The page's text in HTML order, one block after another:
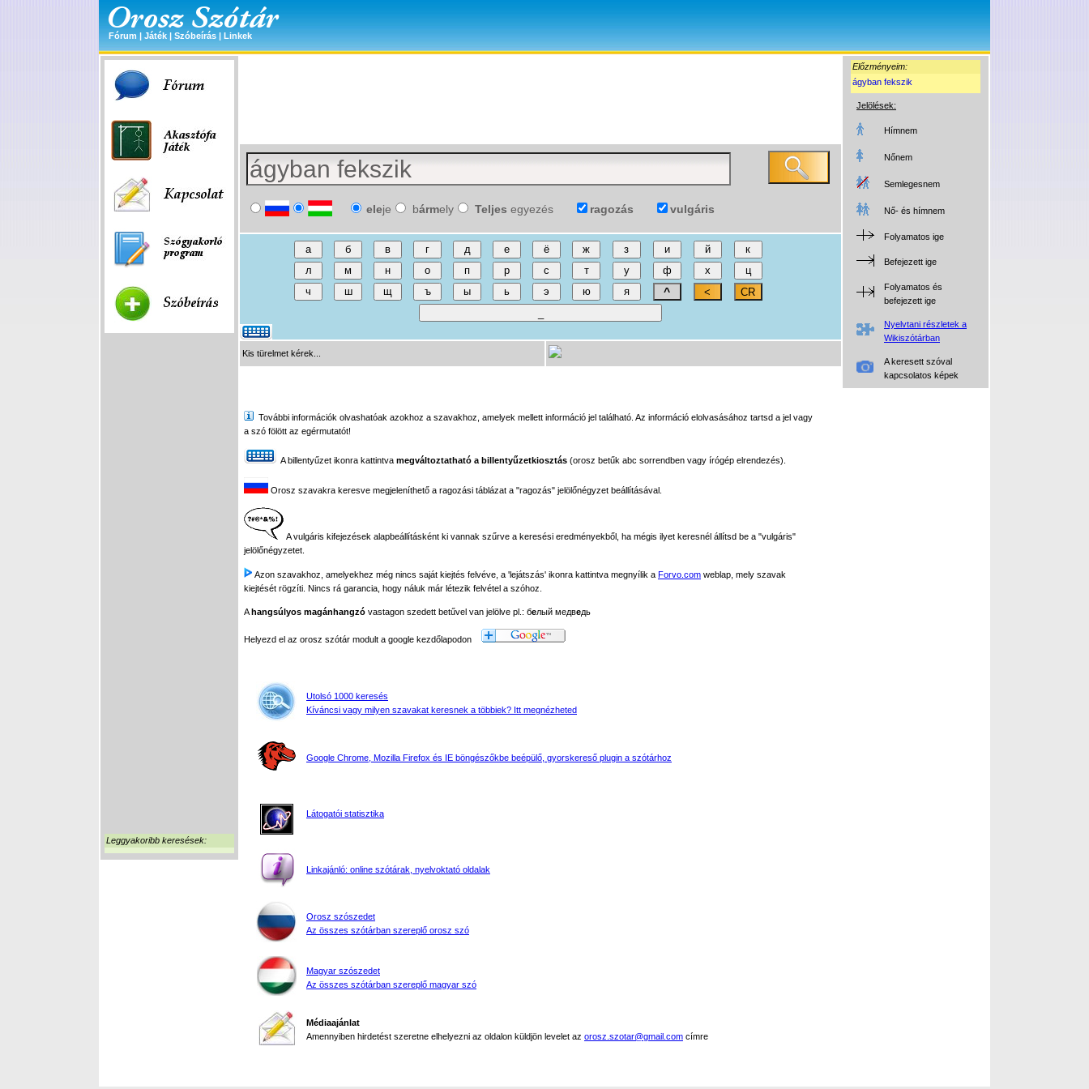
Fórum | Játék | Szóbeírás | Linkek
Előzményeim:
ágyban fekszik
Jelölések:
Hímnem
Nőnem
Semlegesnem
Nő- és hímnem
Folyamatos ige
Befejezett ige
Folyamatos és
befejezett ige
Nyelvtani részletek a
Wikiszótárban
A keresett szóval
kapcsolatos képek
Leggyakoribb keresések:
eleje bármely Teljes egyezés ragozás vulgáris
Kis türelmet kérek...
További információk olvashatóak azokhoz a szavakhoz, amelyek mellett információ jel található. Az információ elolvasásához tartsd a jel vagy
a szó fölött az egérmutatót!
A billentyűzet ikonra kattintva megváltoztatható a billentyűzetkiosztás (orosz betűk abc sorrendben vagy írógép elrendezés).
Orosz szavakra keresve megjeleníthető a ragozási táblázat a "ragozás" jelölőnégyzet beállításával.
A vulgáris kifejezések alapbeállításként ki vannak szűrve a keresési eredményekből, ha mégis ilyet keresnél állítsd be a "vulgáris"
jelölőnégyzetet.
Azon szavakhoz, amelyekhez még nincs saját kiejtés felvéve, a 'lejátszás' ikonra kattintva megnyílik a Forvo.com weblap, mely szavak
kiejtését rögzíti. Nincs rá garancia, hogy náluk már létezik felvétel a szóhoz.
Ahangsúlyos magánhangzó vastagon szedett betűvel van jelölve pl.: белый медведь
Helyezd el az orosz szótár modult a google kezdőlapodon
Utolsó 1000 keresés
Kíváncsi vagy milyen szavakat keresnek a többiek? Itt megnézheted
Google Chrome, Mozilla Firefox és IE böngészőkbe beépülő, gyorskereső plugin a szótárhoz
Látogatói statisztika
Linkajánló: online szótárak, nyelvoktató oldalak
Orosz szószedet
Az összes szótárban szereplő orosz szó
Magyar szószedet
Az összes szótárban szereplő magyar szó
Médiaajánlat
Amennyiben hirdetést szeretne elhelyezni az oldalon küldjön levelet az orosz.szotar@gmail.com címre